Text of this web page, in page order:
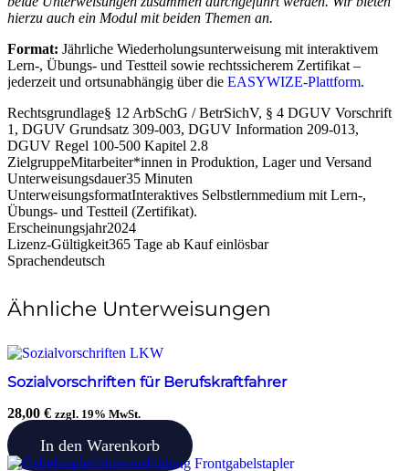
hierzu auch ein Modul mit beiden Themen an.
Format: Jährliche Wiederholungsunterweisung mit interaktivem
Lern-, Übungs- und Testteil sowie rechtssicherem Zertifikat –
jederzeit und ortsunabhängig über die EASYWIZE-Plattform.
Rechtsgrundlage§ 12 ArbSchG / BetrSichV, § 4 DGUV Vorschrift
1, DGUV Grundsatz 309-003, DGUV Information 209-013,
DGUV Regel 100-500 Kapitel 2.8
ZielgruppeMitarbeiter*innen in Produktion, Lager und Versand
Unterweisungsdauer35 Minuten
UnterweisungsformatInteraktives Selbstlernmedium mit Lern-,
Übungs- und Testteil (Zertifikat).
Erscheinungsjahr2024
Lizenz-Gültigkeit365 Tage ab Kauf einlösbar
Sprachendeutsch
Ähnliche Unterweisungen
Sozialvorschriften für Berufskraftfahrer
28,00 € zzgl. 19% MwSt.
In den Warenkorb